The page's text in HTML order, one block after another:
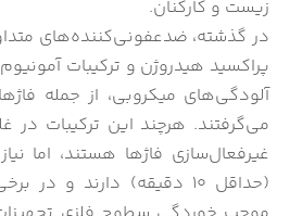
زیست و کارکنان.
در گذشته، ضدعفونی‌کننده‌های
پراکسید هیدروژن و ترکیبات
آلودگی‌های میکروبی، از جمله
می‌گرفتند. هرچند این ترکیبات در
غیرفعال‌سازی فاژها هستند، اما
(حداقل ۱۰ دقیقه) دارند و